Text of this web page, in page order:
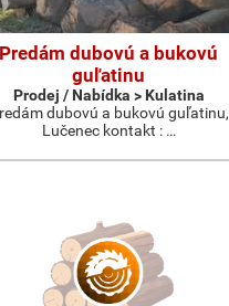
Predám dubovú a bukovú
guľatinu
Prodej / Nabídka > Kulatina
dubovú a bukovú guľatinu,
Lučenec kontakt : …